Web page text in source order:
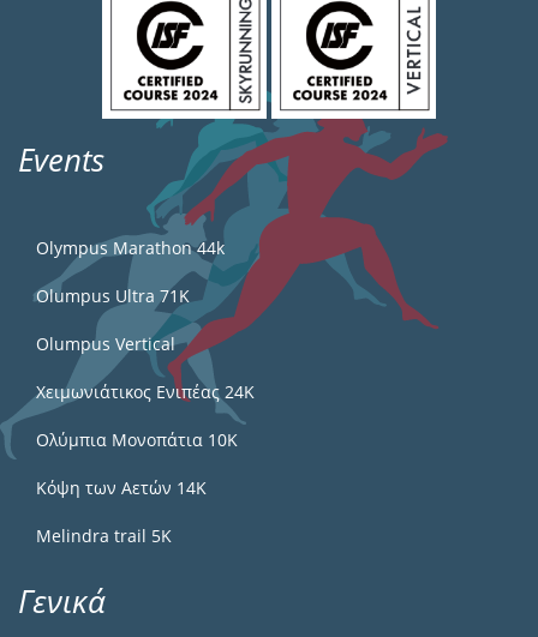
Events
Olympus Marathon 44k
Olumpus Ultra 71K
Olumpus Vertical
Χειμωνιάτικος Ενιπέας 24Κ
Ολύμπια Μονοπάτια 10Κ
Κόψη των Αετών 14Κ
Melindra trail 5Κ
Γενικά